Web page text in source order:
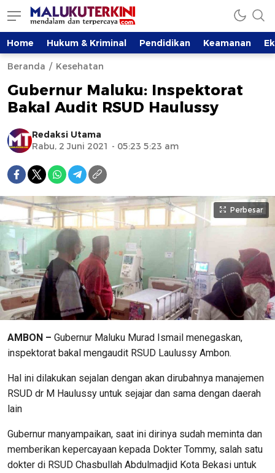
Home Hukum & Kriminal Pendidikan Keamanan
Beranda Kesehatan
Gubernur Maluku: Inspektorat
Bakal Audit RSUD Haulussy
Redaksi Utama
Rabu, 2 Juni 2021 - 05:23 5:23 am
Perbesar
AMBON – Gubernur Maluku Murad Ismail menegaskan,
inspektorat bakal mengaudit RSUD Laulussy Ambon.
Hal ini dilakukan sejalan dengan akan dirubahnya manajemen
RSUD dr M Haulussy untuk sejajar dan sama dengan daerah
lain
Gubernur manyampaikan, saat ini dirinya sudah meminta dan
memberikan kepercayaan kepada Dokter Tommy, salah satu
dokter di RSUD Chasbullah Abdulmadjid Kota Bekasi untuk